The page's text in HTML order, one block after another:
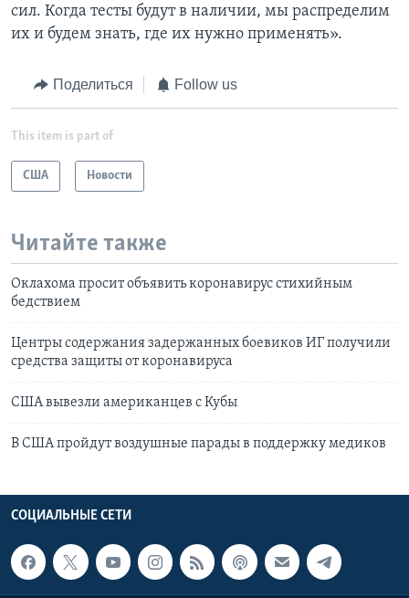
сил. Когда тесты будут в наличии, мы распределим
их и будем знать, где их нужно применять».
Поделиться Follow us
This item is part of
США Новости
Читайте также
Оклахома просит объявить коронавирус стихийным
бедствием
Центры содержания задержанных боевиков ИГ получили
средства защиты от коронавируса
США вывезли американцев с Кубы
В США пройдут воздушные парады в поддержку медиков
СОЦИАЛЬНЫЕ СЕТИ